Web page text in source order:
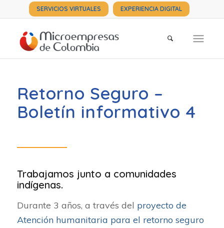
SERVICIOS VIRTUALES EXPERIENCIA DIGITAL
Retorno Seguro –
Boletín informativo 4
Trabajamos junto a comunidades
indígenas.
Durante 3 años, a través del proyecto de
Atención humanitaria para el retorno seguro